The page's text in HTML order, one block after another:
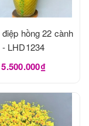
điệp hồng 22 cành
- LHD1234
5.500.000₫